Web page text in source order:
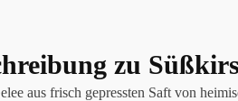
zu
aus frisch gepressten Saft von